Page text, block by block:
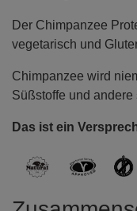
Der Chimpanzee
vegetarisch und
Chimpanzee wird
Süßstoffe und
Das ist ein